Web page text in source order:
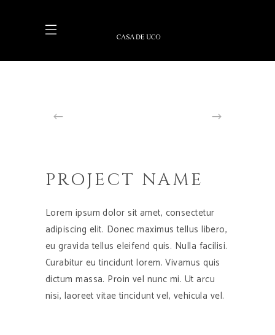
PROJECT NAME
Lorem ipsum dolor sit amet, consectetur
adipiscing elit. Donec maximus tellus libero,
eu gravida tellus eleifend quis. Nulla facilisi.
Curabitur eu tincidunt lorem. Vivamus quis
dictum massa. Proin vel nunc mi. Ut arcu
nisi, laoreet vitae tincidunt vel, vehicula vel.